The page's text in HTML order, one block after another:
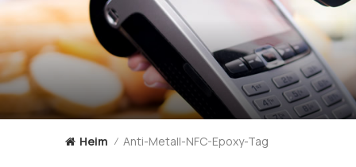
Heim / Anti-Metall-NFC-Epoxy-Tag